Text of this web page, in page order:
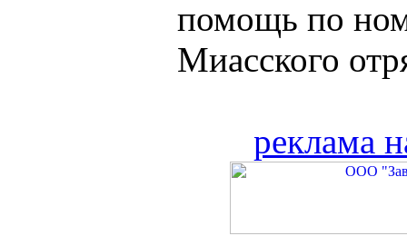
помощь по
Миасского
реклама